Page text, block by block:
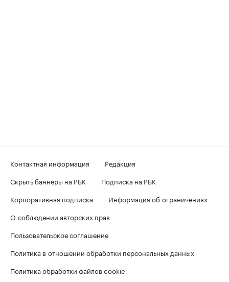
Контактная информация
Редакция
Скрыть баннеры на РБК
Подписка на РБК
Корпоративная подписка
Информация об ограничениях
О соблюдении авторских прав
Пользовательское соглашение
Политика в отношении обработки персональных данных
Политика обработки файлов cookie